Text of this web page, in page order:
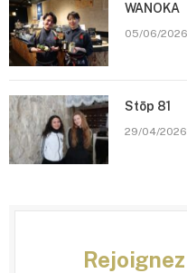
WANOKA
05/06/2026
Stōp 81
29/04/2026